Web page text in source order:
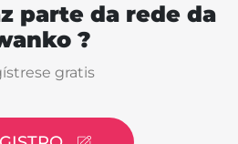
parte da rede da
?
gratis